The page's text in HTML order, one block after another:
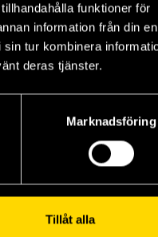
funktioner för
information från din
tur kombinera
deras tjänster.
Marknadsföring
Tillåt alla